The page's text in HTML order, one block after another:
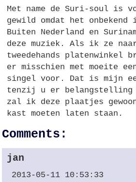
Met name de Suri-soul is
gewild omdat het
Buiten Nederland en
deze muziek. Als ik ze
tweedehands platenwinkel
er misschien met moeite
singel voor. Dat is mijn
tenzij u er belangstelling
zal ik deze plaatjes
kast moeten laten staan.
Comments:
jan
2013-05-11 10:53:33